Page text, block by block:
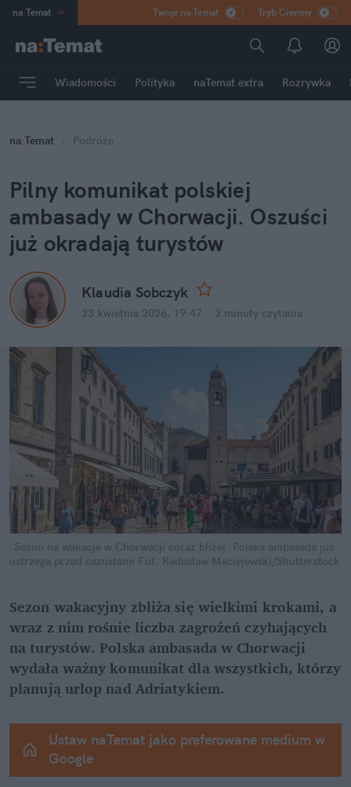
na:Temat
Poland
mama
Rozrywka
Twoje na:Temat Tryb Ciemny
Wiadomości Polityka naTemat extra Rozrywka
na:Temat Podróże
Pilny komunikat polskiej
ambasady w Chorwacji. Oszuści
już okradają turystów
Klaudia Sobczyk
23 kwietnia 2026, 19:47 2 minuty czytania
Sezon na wakacje w Chorwacji coraz bliżej. Polska ambasada już
ostrzega przed oszustami Fot. Radoslaw Maciejewski/Shutterstock
Sezon wakacyjny zbliża się wielkimi krokami, a
wraz z nim rośnie liczba zagrożeń czyhających
na turystów. Polska ambasada w Chorwacji
wydała ważny komunikat dla wszystkich, którzy
planują urlop nad Adriatykiem.
Ustaw naTemat jako preferowane medium w
Google